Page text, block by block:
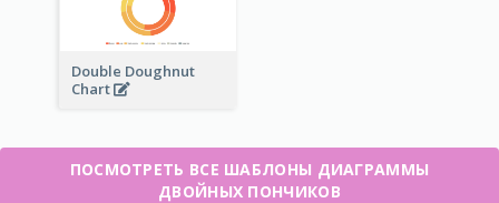
Double Doughnut
Chart
ПОСМОТРЕТЬ ВСЕ ШАБЛОНЫ ДИАГРАММЫ
ДВОЙНЫХ ПОНЧИКОВ